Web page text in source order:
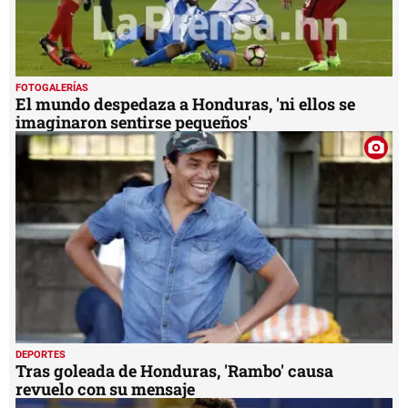
FOTOGALERÍAS
El mundo despedaza a Honduras, 'ni ellos se
imaginaron sentirse pequeños'
DEPORTES
Tras goleada de Honduras, 'Rambo' causa
revuelo con su mensaje